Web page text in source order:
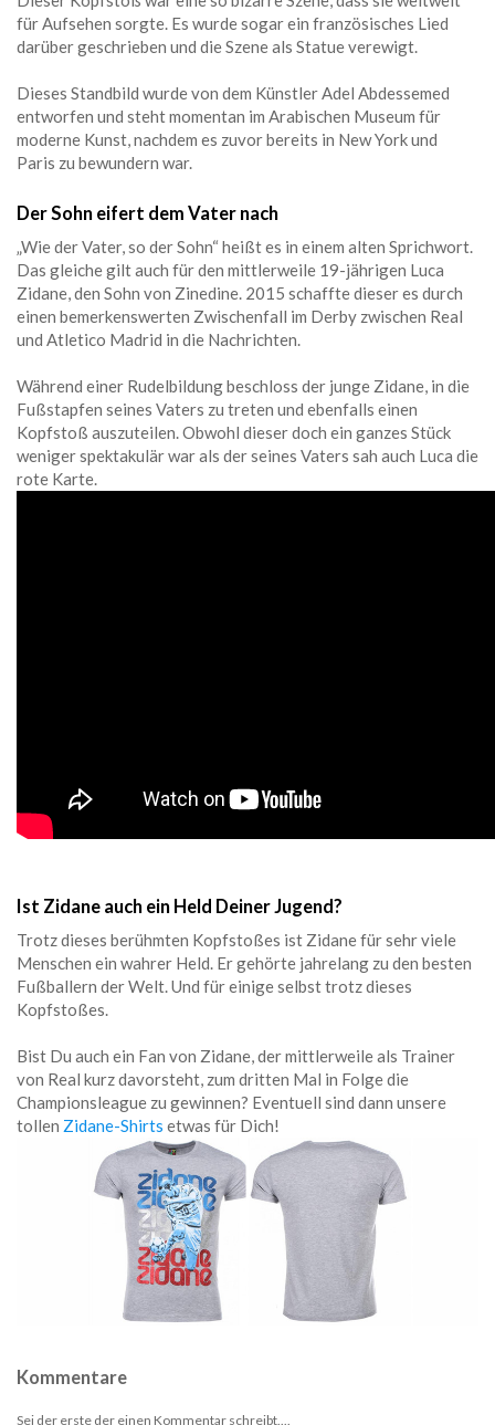
für Aufsehen sorgte. Es wurde sogar ein französisches Lied
darüber geschrieben und die Szene als Statue verewigt.
Dieses Standbild wurde von dem Künstler Adel Abdessemed
entworfen und steht momentan im Arabischen Museum für
moderne Kunst, nachdem es zuvor bereits in New York und
Paris zu bewundern war.
Der Sohn eifert dem Vater nach
„Wie der Vater, so der Sohn“ heißt es in einem alten Sprichwort.
Das gleiche gilt auch für den mittlerweile 19-jährigen Luca
Zidane, den Sohn von Zinedine. 2015 schaffte dieser es durch
einen bemerkenswerten Zwischenfall im Derby zwischen Real
und Atletico Madrid in die Nachrichten.
Während einer Rudelbildung beschloss der junge Zidane, in die
Fußstapfen seines Vaters zu treten und ebenfalls einen
Kopfstoß auszuteilen. Obwohl dieser doch ein ganzes Stück
weniger spektakulär war als der seines Vaters sah auch Luca die
rote Karte.
Ist Zidane auch ein Held Deiner Jugend?
Trotz dieses berühmten Kopfstoßes ist Zidane für sehr viele
Menschen ein wahrer Held. Er gehörte jahrelang zu den besten
Fußballern der Welt. Und für einige selbst trotz dieses
Kopfstoßes.
Bist Du auch ein Fan von Zidane, der mittlerweile als Trainer
von Real kurz davorsteht, zum dritten Mal in Folge die
Championsleague zu gewinnen? Eventuell sind dann unsere
tollen Zidane-Shirts etwas für Dich!
Kommentare
Sei der erste der einen Kommentar schreibt....